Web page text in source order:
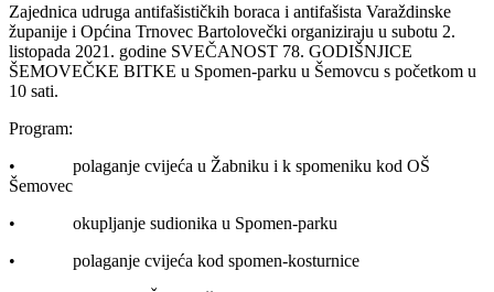
Zajednica udruga antifašističkih boraca i antifašista Varaždinske
županije i Općina Trnovec Bartolovečki organiziraju u subotu 2.
listopada 2021. godine SVEČANOST 78. GODIŠNJICE
ŠEMOVEČKE BITKE u Spomen-parku u Šemovcu s početkom u
10 sati.
Program:
• polaganje cvijeća u Žabniku i k spomeniku kod OŠ
Šemovec
• okupljanje sudionika u Spomen-parku
• polaganje cvijeća kod spomen-kosturnice